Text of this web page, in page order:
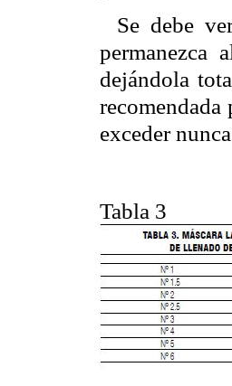
Se debe
permanezca
dejándola
recomendada
exceder
Tabla 3